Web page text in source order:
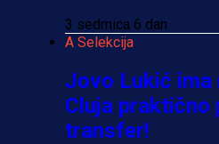
3 sedmica 6 dan
A Selekcija
Jovo Lukić ima
Cluja
transfer!